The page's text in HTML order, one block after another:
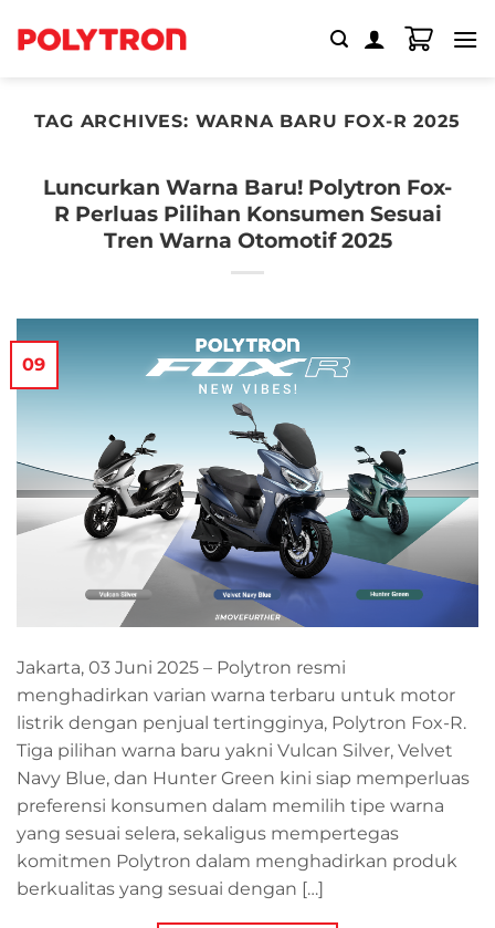
TAG ARCHIVES: WARNA BARU FOX-R 2025
Luncurkan Warna Baru! Polytron Fox-
R Perluas Pilihan Konsumen Sesuai
Tren Warna Otomotif 2025
09
Jakarta, 03 Juni 2025 – Polytron resmi
menghadirkan varian warna terbaru untuk motor
listrik dengan penjual tertingginya, Polytron Fox-R.
Tiga pilihan warna baru yakni Vulcan Silver, Velvet
Navy Blue, dan Hunter Green kini siap memperluas
preferensi konsumen dalam memilih tipe warna
yang sesuai selera, sekaligus mempertegas
komitmen Polytron dalam menghadirkan produk
berkualitas yang sesuai dengan […]